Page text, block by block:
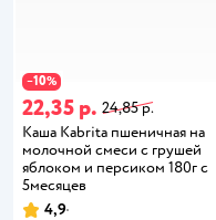
−10%
22,35 р. 24,85 р.
Каша Kabrita пшеничная на
молочной смеси с грушей
яблоком и персиком 180г с
5месяцев
4,9